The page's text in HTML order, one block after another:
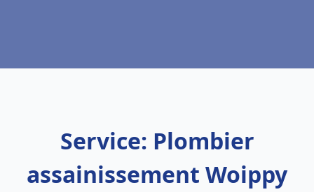
Service: Plombier
assainissement Woippy